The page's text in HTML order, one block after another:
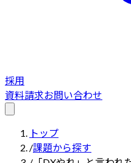
採用
資料請求お問い合わせ
トップ
/課題から探す